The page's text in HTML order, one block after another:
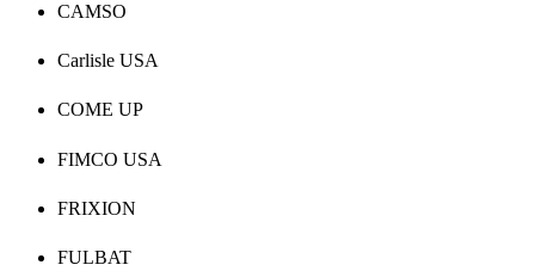
CAMSO
Carlisle USA
COME UP
FIMCO USA
FRIXION
FULBAT